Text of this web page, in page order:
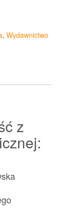
, Wydawnictwo
z